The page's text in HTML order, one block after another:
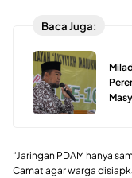
Baca Juga:
“Jaringan PDAM hanya
Camat agar warga